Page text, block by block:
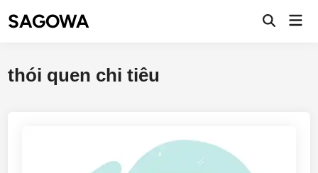
SAGOWA
thói quen chi tiêu